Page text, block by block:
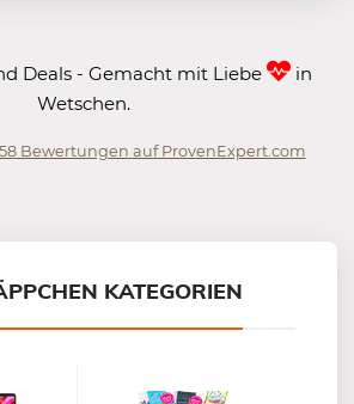
Deals - Gemacht mit Liebe
in
Wetschen.
Bewertungen auf ProvenExpert.com
KATEGORIEN